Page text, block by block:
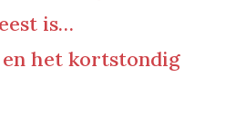
is…
het kortstondig